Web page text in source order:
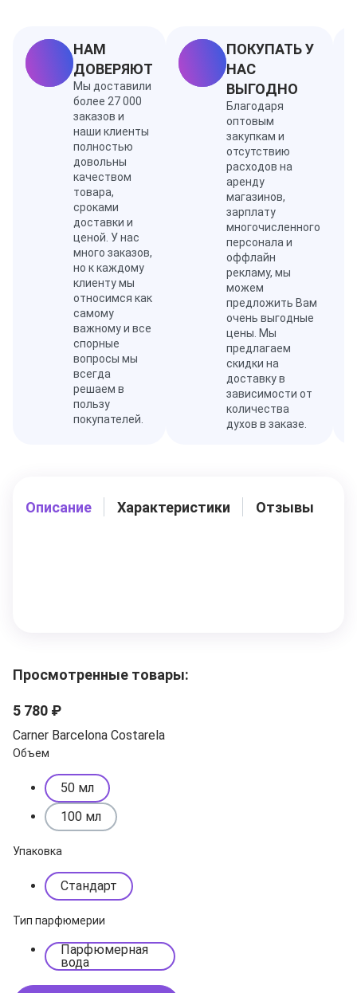
НАМ
ДОВЕРЯЮТ
Мы доставили
более 27 000
заказов и
наши клиенты
полностью
довольны
качеством
товара,
сроками
доставки и
ценой. У нас
много заказов,
но к каждому
клиенту мы
относимся как
самому
важному и все
спорные
вопросы мы
всегда
решаем в
пользу
покупателей.
ПОКУПАТЬ У
НАС
ВЫГОДНО
Благодаря
оптовым
закупкам и
отсутствию
расходов на
аренду
магазинов,
зарплату
многочисленного
персонала и
оффлайн
рекламу, мы
можем
предложить Вам
очень выгодные
цены. Мы
предлагаем
скидки на
доставку в
зависимости от
количества
духов в заказе.
Описание Характеристики Отзывы
Просмотренные товары:
5 780 ₽
Carner Barcelona Costarela
Объем
50 мл
100 мл
Упаковка
Стандарт
Тип парфюмерии
Парфюмерная
вода